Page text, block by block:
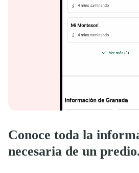
Conoce toda la
necesaria de un